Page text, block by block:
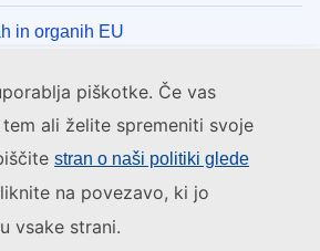
piškotke. Če vas
ali želite spremeniti svoje
stran o naši politiki glede
na povezavo, ki jo
vsake strani.
in organih EU